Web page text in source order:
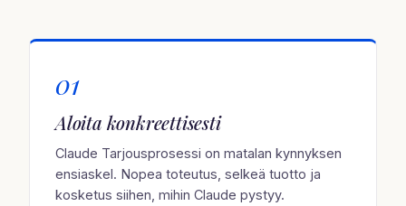
01
Aloita konkreettisesti
Claude Tarjousprosessi on matalan kynnyksen
ensiaskel. Nopea toteutus, selkeä tuotto ja
kosketus siihen, mihin Claude pystyy.